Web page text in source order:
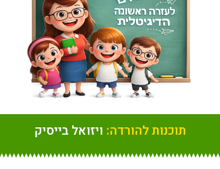
תוכנות להורדה: ויזואל בייסיק